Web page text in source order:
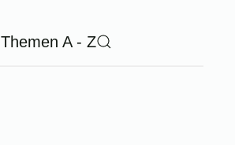
Themen A - Z